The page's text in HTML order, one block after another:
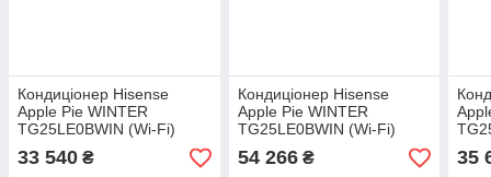
Кондиціонер Hisense
Apple Pie WINTER
TG25LE0BWIN (Wi-Fi)
33 540 ₴
Кондиціонер Hisense
Apple Pie WINTER
TG25LE0BWIN (Wi-Fi)
54 266₴ 35